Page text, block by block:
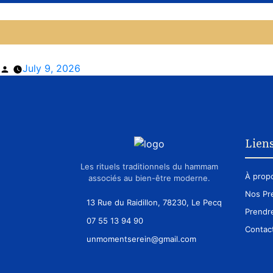
Posted
July 9, 2026
Les rituels traditionnels du hammam
associés au bien-être moderne.
13 Rue du Raidillon, 78230, Le Pecq
07 55 13 94 90
unmomentserein@gmail.com
À
Nos